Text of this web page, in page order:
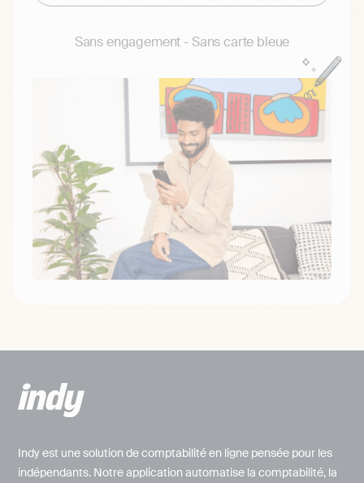
Sans engagement - Sans carte bleue
Indy est une solution de comptabilité en ligne pensée pour les
indépendants. Notre application automatise la comptabilité, la